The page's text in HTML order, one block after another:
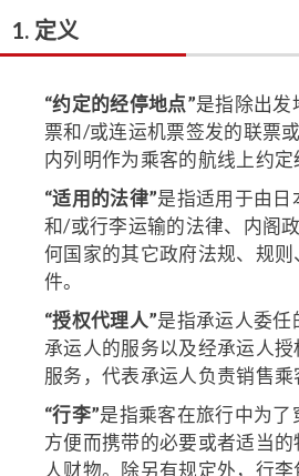
1. 定义
“约定的经停地点”是指除出发
票和/或连运机票签发的联票
内列明作为乘客的航线上约定
“适用的法律”是指适用于由日
和/或行李运输的法律、内阁
何国家的其它政府法规、规
件。
“授权代理人”是指承运人委
承运人的服务以及经承运人
服务，代表承运人负责销售乘
“行李”是指乘客在旅行中为
方便而携带的必要或者适当
人财物。除另有规定外，行